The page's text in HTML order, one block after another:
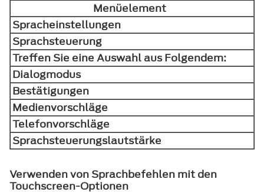
Menüelement
Spracheinstellungen
Sprachsteuerung
Treffen Sie eine Auswahl aus Folgendem:
Dialogmodus
Bestätigungen
Medienvorschläge
Telefonvorschläge
Sprachsteuerungslautstärke
Verwenden von Sprachbefehlen mit den
Touchscreen-Optionen